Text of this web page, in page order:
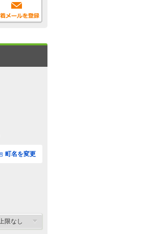
町名を変更